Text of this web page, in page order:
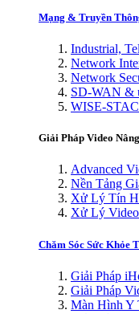
Mạng & Truyền
Industrial,
Network
Network
SD-WAN &
WISE-
Giải Pháp Video
Advanced
Nền Tảng
Xử Lý Tín
Xử Lý
Chăm Sóc Sức Khỏe
Giải Pháp
Giải Pháp
Màn Hình Y